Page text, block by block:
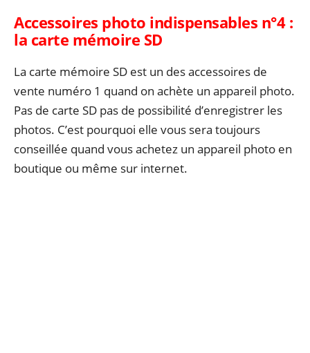
Accessoires photo indispensables n°4 :
la carte mémoire SD
La carte mémoire SD est un des accessoires de
vente numéro 1 quand on achète un appareil photo.
Pas de carte SD pas de possibilité d’enregistrer les
photos. C’est pourquoi elle vous sera toujours
conseillée quand vous achetez un appareil photo en
boutique ou même sur internet.